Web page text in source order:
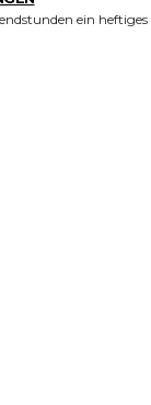
ein heftiges